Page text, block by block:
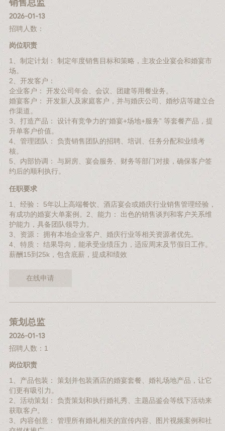
销售总监
2026-01-13
招聘人数：
岗位职责
1、制定计划： 制定年度销售目标和策略，主攻企业宴会和婚宴市
场。
2、开发客户：
企业客户： 开发公司年会、会议、团建等用餐业务。
婚宴客户： 开发新人及家庭客户，并与婚庆公司、婚纱店等建立合
作渠道。
3、打造产品： 设计有竞争力的“婚宴+场地+服务” 等套餐产品，提
升单客户价值。
4、管理团队： 负责销售团队的招聘、培训、任务分配和业绩考
核。
5、内部协调： 与厨房、宴会服务、财务等部门对接，确保客户签
约后的顺利执行。
任职要求
1、经验： 5年以上高端餐饮、酒店宴会或婚庆行业销售管理经验，
有成功的婚宴大单案例。2、能力： 出色的销售谈判和客户关系维
护能力，具备团队领导力。
3、资源： 拥有本地企业客户、婚庆行业等相关资源者优先。
4、特质： 结果导向，能承受业绩压力，适应周末及节假日工作。
薪酬15到25k，包含底薪，提成和绩效
在线申请
策划总监
2026-01-13
招聘人数：1
岗位职责
1、产品包装： 策划并包装酒店的婚宴套餐、婚礼场地产品，让它
们更有吸引力。
2、活动策划： 负责策划和执行婚礼秀、主题品鉴会等线下活动来
获取客户。
3、内容创意： 管理所有婚礼相关的宣传内容、图片视频案例和社